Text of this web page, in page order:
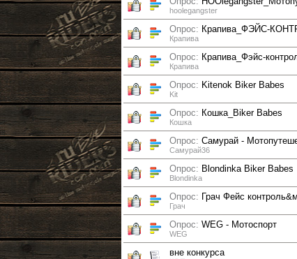
hoolegangster
Опрос: Крапива_ФЭЙС-
Крапива
Опрос: Крапива_Фэйс-
Крапива
Опрос: Kitenok Biker Babes
Kit
Опрос: Кошка_Biker Babes
Кошка
Опрос: Самурай -
Самурай36
Опрос: Blondinka Biker Babes
Blondinka
Опрос: Грач Фейс
Грач
Опрос: WEG - Мотоспорт
WEG
вне конкурса